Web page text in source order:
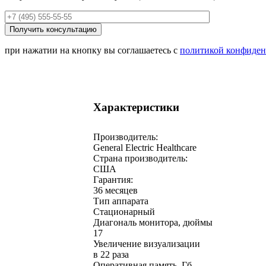
при нажатии на кнопку вы соглашаетесь с политикой
Характеристики
Производитель:
General Electric Healthcare
Страна производитель:
США
Гарантия:
36 месяцев
Тип аппарата
Стационарный
Диагональ монитора, дюймы
17
Увеличение визуализации
в 22 раза